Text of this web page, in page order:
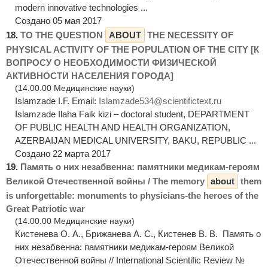
modern innovative technologies ...
Создано 05 мая 2017
18. TO THE QUESTION ABOUT THE NECESSITY OF
PHYSICAL ACTIVITY OF THE POPULATION OF THE CITY [К
ВОПРОСУ О НЕОБХОДИМОСТИ ФИЗИЧЕСКОЙ
АКТИВНОСТИ НАСЕЛЕНИЯ ГОРОДА]
(14.00.00 Медицинские науки)
Islamzade I.F. Email: Islamzade534@scientifictext.ru
Islamzade Ilaha Faik kizi – doctoral student, DEPARTMENT
OF PUBLIC HEALTH AND HEALTH ORGANIZATION,
AZERBAIJAN MEDICAL UNIVERSITY, BAKU, REPUBLIC ...
Создано 22 марта 2017
19. Память о них незабвенна: памятники медикам-героям
Великой Отечественной войны / The memory about them
is unforgettable: monuments to physicians-the heroes of the
Great Patriotic war
(14.00.00 Медицинские науки)
Кистенева О. А., Брижанева А. С., Кистенев В. В. Память о
них незабвенна: памятники медикам-героям Великой
Отечественной войны // International Scientific Review №